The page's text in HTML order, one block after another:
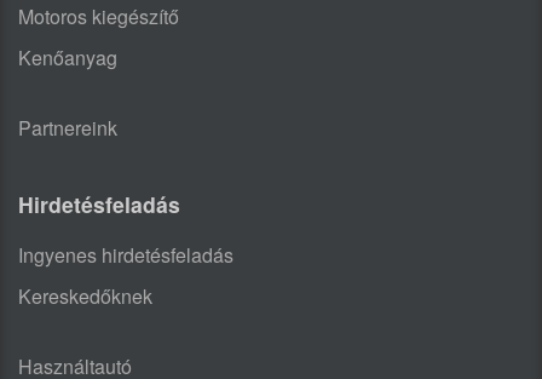
Motoros kiegészítő
Kenőanyag
Partnereink
Hirdetésfeladás
Ingyenes hirdetésfeladás
Kereskedőknek
Használtautó